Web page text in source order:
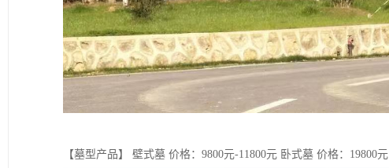
【墓型产品】 壁式墓 价格：9800元-11800元 卧式墓 价格：19800元